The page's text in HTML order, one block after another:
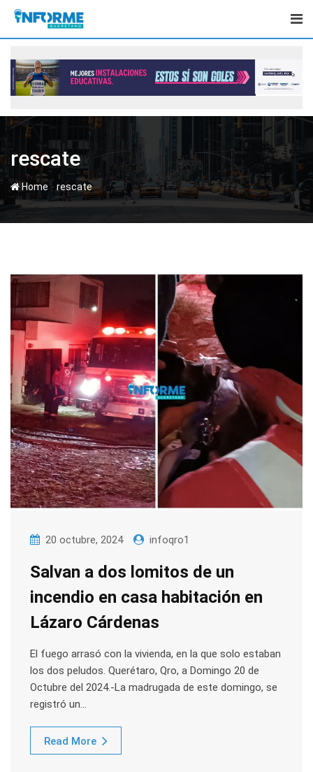
Skip
content
rescate
Home- rescate
20 octubre, 2024 infoqro1
Salvan a dos lomitos de un
incendio en casa habitación en
Lázaro Cárdenas
El fuego arrasó con la vivienda, en la que solo estaban
los dos peludos. Querétaro, Qro, a Domingo 20 de
Octubre del 2024.-La madrugada de este domingo, se
registró un…
Read More